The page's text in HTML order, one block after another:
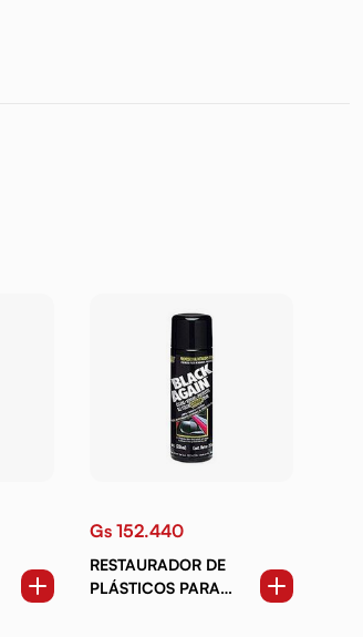
Gs 152.440
RESTAURADOR DE
PLÁSTICOS PARA